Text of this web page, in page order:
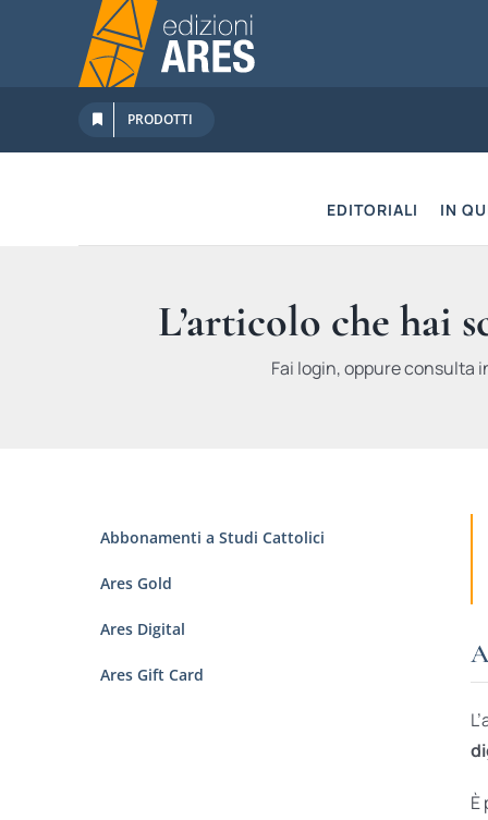
contenuto
PRODOTTI
EDITORIALI IN
L’articolo che hai
Fai login, oppure consulta
È
Abbonamenti a Studi Cattolici
Ares Gold
Ares Digital
Ares Gift Card